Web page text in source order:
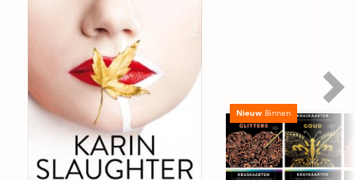
Nieuw Binnen